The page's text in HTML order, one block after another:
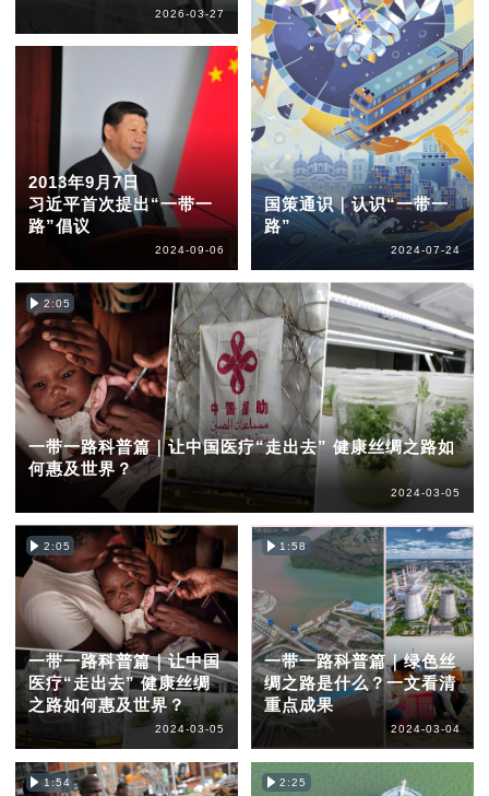
2026-03-27
2013年9月7日
习近平首次提出“一带一
路”倡议
2024-09-06
国策通识｜认识“一带一
路”
2024-07-24
2:05
一带一路科普篇｜让中国医疗“走出去” 健康丝绸之路如
何惠及世界？
2024-03-05
2:05
一带一路科普篇｜让中国
医疗“走出去” 健康丝绸
之路如何惠及世界？
2024-03-05
1:58
一带一路科普篇｜绿色丝
绸之路是什么？一文看清
重点成果
2024-03-04
1:54 2:25